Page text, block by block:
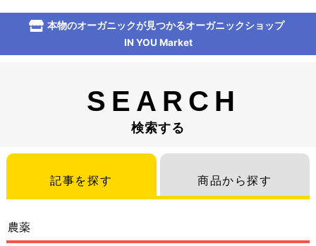
本物のオーガニックが見つかるオーガニックショップ
IN YOU Market
SEARCH
検索する
記事を探す 商品から探す